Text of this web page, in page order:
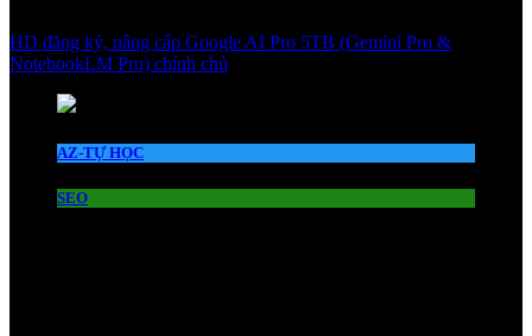
HD đăng ký, nâng cấp Google AI Pro 5TB (Gemini Pro &
NotebookLM Pro) chính chủ
AZ-TỰ HỌC
SEO